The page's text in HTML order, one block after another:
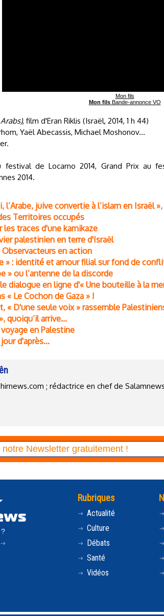
Mon fils
Mon filsBande-annonce VO
, film d'Eran Riklis (Israël, 2014, 1 h 44)
Yaël Abecassis, Michael Moshonov...
festival de Locarno 2014, Grand Prix au
2014.
l’Arabe, juive convertie à l’islam en Israël
Territoires occupés
les traces d'une kamikaze
palestinien en terre d'Israël
Observacteurs en action
» : identité et amour filial sur fond de
» ou l’antenne de la discorde
dialogue en ligne d'« Une bouteille à la
« Le Cochon de Gaza » !
« D'une seule voix » rassemble
quoiqu’il arrive...
en Palestine
d'après...
; rédactrice en chef de Salamnews
Rubriques
Actualité
Culture
Débats
Santé
Vidéos